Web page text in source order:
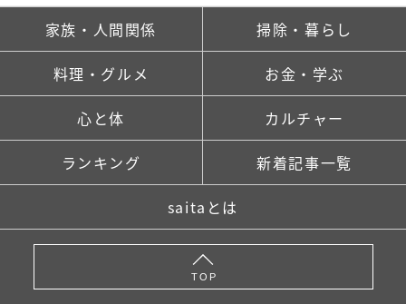
家族・人間関係 掃除・暮らし
料理・グルメ お金・学ぶ
心と体 カルチャー
ランキング 新着記事一覧
saitaとは
TOP